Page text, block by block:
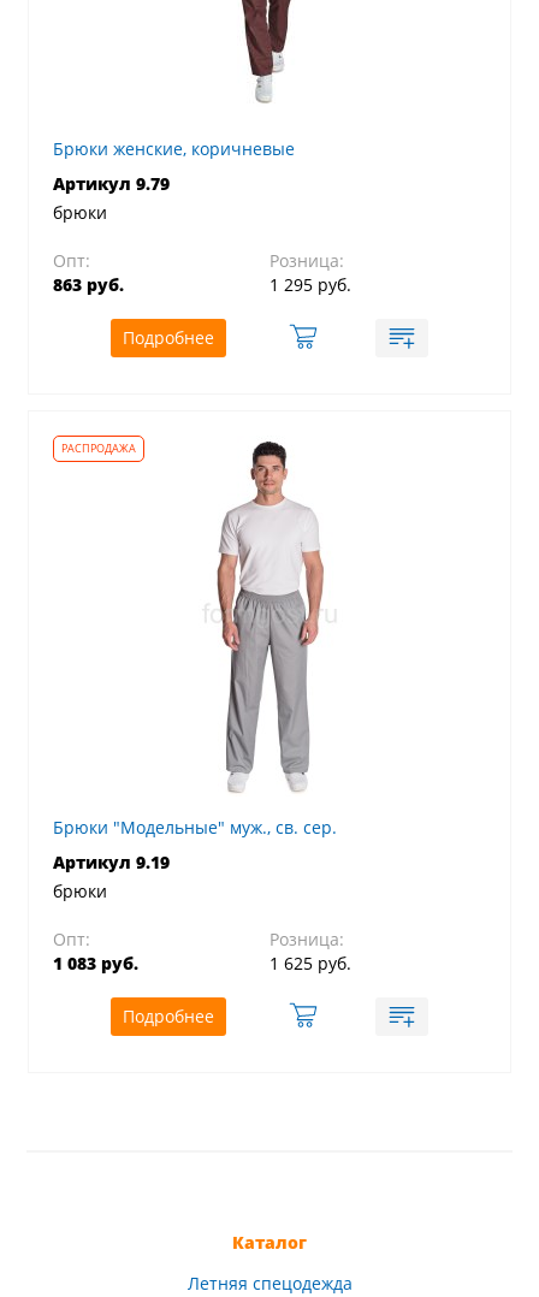
Брюки женские, коричневые
Артикул 9.79
брюки
Опт:
863 руб.
Розница:
1 295 руб.
Подробнее
Брюки "Модельные" муж., св. сер.
Артикул 9.19
брюки
Опт:
1 083 руб.
Розница:
1 625 руб.
Подробнее
Каталог
Летняя спецодежда